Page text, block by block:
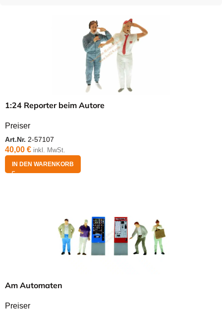
1:24 Reporter beim Autore
Preiser
Art.Nr. 2-57107
40,00 € inkl. MwSt.
IN DEN WARENKORB
Am Automaten
Preiser